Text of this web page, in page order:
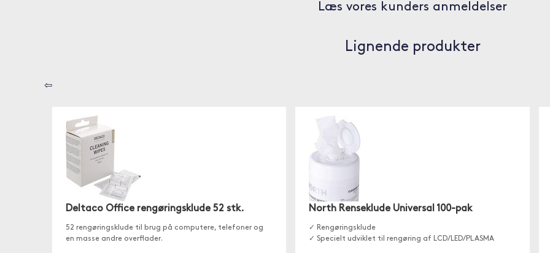
Læs vores kunders anmeldelser
Lignende produkter
⇦
Deltaco Office rengøringsklude 52 stk.
52 rengøringsklude til brug på computere, telefoner og
en masse andre overflader.
North Renseklude Universal 100-pak
✓ Rengøringsklude
✓ Specielt udviklet til rengøring af LCD/LED/PLASMA